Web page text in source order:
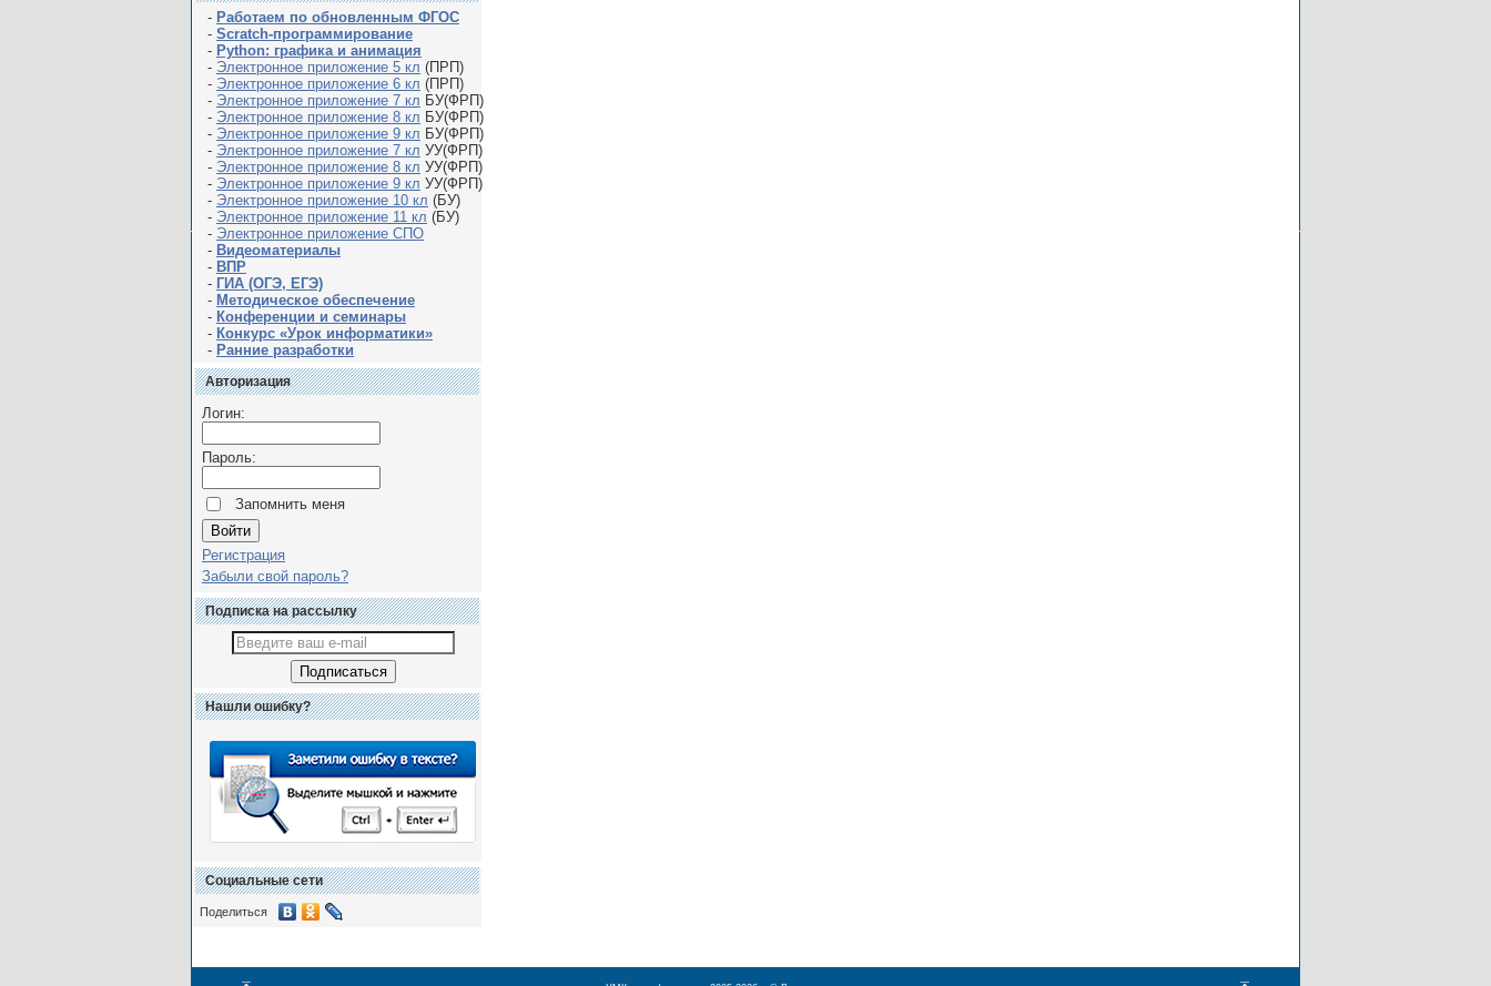
- Работаем по обновленным ФГОС
- Scratch-программирование
- Python: графика и анимация
- Электронное приложение 5 кл (ПРП)
- Электронное приложение 6 кл (ПРП)
- Электронное приложение 7 кл БУ(ФРП)
- Электронное приложение 8 кл БУ(ФРП)
- Электронное приложение 9 кл БУ(ФРП)
- Электронное приложение 7 кл УУ(ФРП)
- Электронное приложение 8 кл УУ(ФРП)
- Электронное приложение 9 кл УУ(ФРП)
- Электронное приложение 10 кл (БУ)
- Электронное приложение 11 кл (БУ)
- Электронное приложение СПО
- Видеоматериалы
- ВПР
- ГИА (ОГЭ, ЕГЭ)
- Методическое обеспечение
- Конференции и семинары
- Конкурс «Урок информатики»
- Ранние разработки
Авторизация
Логин:
Пароль:
Запомнить меня
Регистрация
Забыли свой пароль?
Подписка на рассылку
Нашли ошибку?
Социальные сети
Поделиться